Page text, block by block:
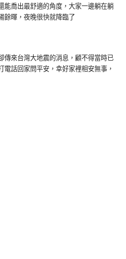
能喬出最舒適的角度，大家一邊躺在躺
餘暉，夜晚很快就降臨了
傳來台灣大地震的消息，顧不得當時已
話回家問平安，幸好家裡相安無事，